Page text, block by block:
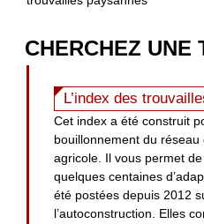
CHERCHEZ UNE
L’index des
Cet index a été construit
bouillonnement du réseau
agricole. Il vous permet
quelques centaines
été postées depuis 2012
l’autoconstruction. Elles